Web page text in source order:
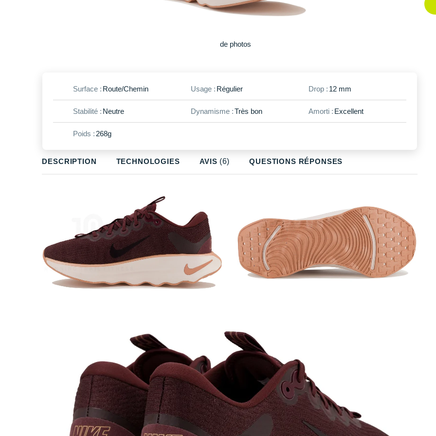
DESCRIPTION TECHNOLOGIES AVIS (6) QUESTIONS RÉPONSES
Surface : Route/Chemin Usage : Régulier Drop : 12 mm
Stabilité : Neutre Dynamisme :Très bon Amorti : Excellent
Poids : 268g
Plus
de photos